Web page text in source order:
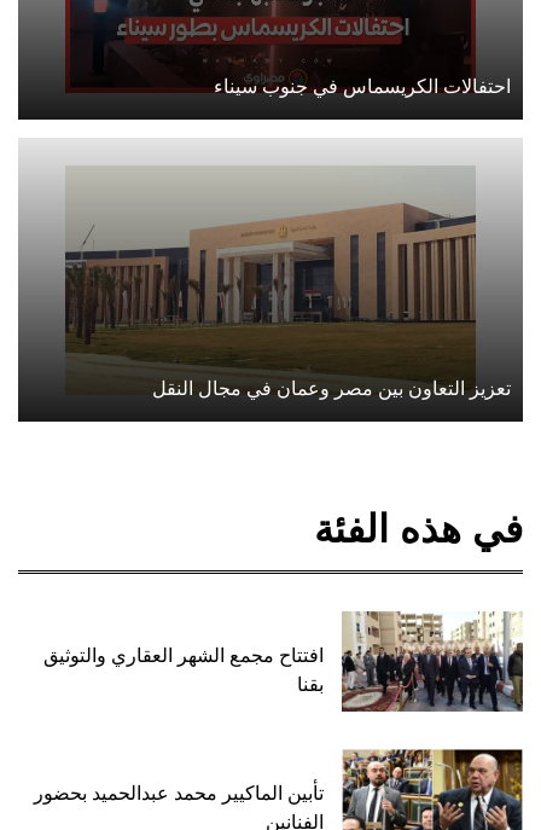
احتفالات الكريسماس في جنوب سيناء
تعزيز التعاون بين مصر وعمان في مجال النقل
في هذه الفئة
افتتاح مجمع الشهر العقاري والتوثيق
بقنا
تأبين الماكيير محمد عبدالحميد بحضور
الفنانين